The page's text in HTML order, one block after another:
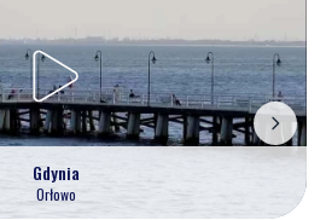
Gdynia
Orłowo